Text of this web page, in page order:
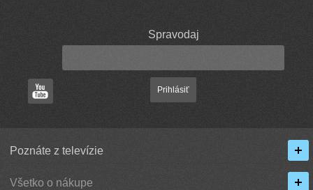
Spravodaj
Prihlásiť
Poznáte z televízie
Všetko o nákupe